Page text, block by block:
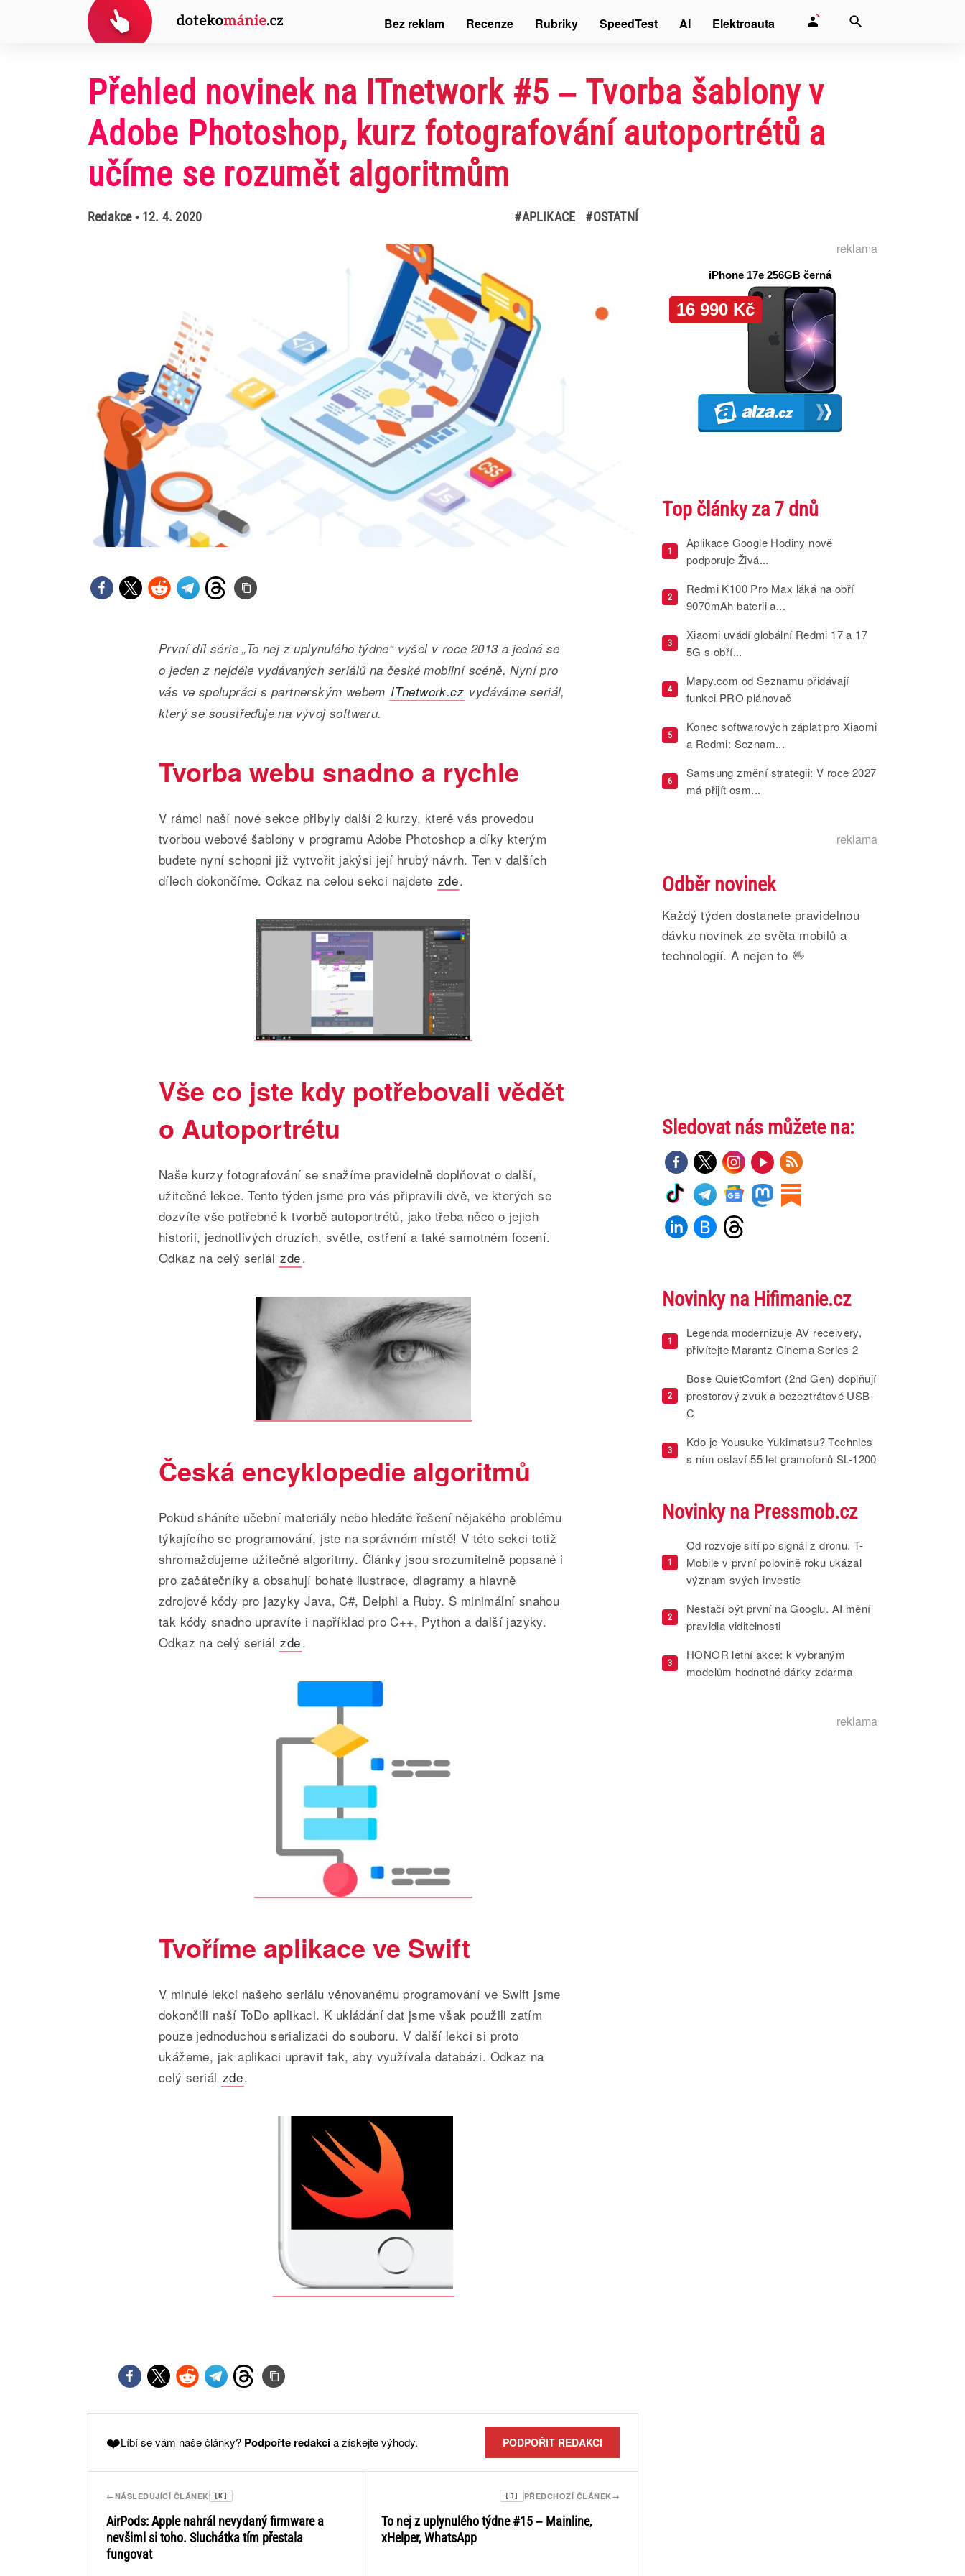
Přehled novinek na ITnetwork #5 – Tvorba šablony v
Adobe Photoshop, kurz fotografování autoportrétů a
učíme se rozumět algoritmům
Redakce• 12. 4. 2020 #APLIKACE #OSTATNÍ
První díl série „To nej z uplynulého týdne“ vyšel v roce 2013 a jedná se
o jeden z nejdéle vydávaných seriálů na české mobilní scéně. Nyní pro
vás ve spolupráci s partnerským webem ITnetwork.cz vydáváme seriál,
který se soustřeďuje na vývoj softwaru.
Tvorba webu snadno a rychle
V rámci naší nové sekce přibyly další 2 kurzy, které vás provedou
tvorbou webové šablony v programu Adobe Photoshop a díky kterým
budete nyní schopni již vytvořit jakýsi její hrubý návrh. Ten v dalších
dílech dokončíme. Odkaz na celou sekci najdete zde.
Vše co jste kdy potřebovali vědět
o Autoportrétu
Naše kurzy fotografování se snažíme pravidelně doplňovat o další,
užitečné lekce. Tento týden jsme pro vás připravili dvě, ve kterých se
dozvíte vše potřebné k tvorbě autoportrétů, jako třeba něco o jejich
historii, jednotlivých druzích, světle, ostření a také samotném focení.
Odkaz na celý seriál zde.
Česká encyklopedie algoritmů
Pokud sháníte učební materiály nebo hledáte řešení nějakého problému
týkajícího se programování, jste na správném místě! V této sekci totiž
shromažďujeme užitečné algoritmy. Články jsou srozumitelně popsané i
pro začátečníky a obsahují bohaté ilustrace, diagramy a hlavně
zdrojové kódy pro jazyky Java, C#, Delphi a Ruby. S minimální snahou
tak kódy snadno upravíte i například pro C++, Python a další jazyky.
Odkaz na celý seriál zde.
Tvoříme aplikace ve Swift
V minulé lekci našeho seriálu věnovanému programování ve Swift jsme
dokončili naší ToDo aplikaci. K ukládání dat jsme však použili zatím
pouze jednoduchou serializaci do souboru. V další lekci si proto
ukážeme, jak aplikaci upravit tak, aby využívala databázi. Odkaz na
celý seriál zde.
❤️Líbí se vám naše články? Podpořte redakcia získejte výhody. PODPOŘIT REDAKCI
←NÁSLEDUJÍCÍ ČLÁNEK [K]
AirPods: Apple nahrál nevydaný firmware a
nevšiml si toho. Sluchátka tím přestala
fungovat
→
PŘEDCHOZÍ ČLÁNEK
[J]
To nej z uplynulého týdne #15 – Mainline,
xHelper, WhatsApp
reklama
Top články za 7 dnů
1
Aplikace Google Hodiny nově
podporuje Živá...
2
Redmi K100 Pro Max láká na obří
9070mAh baterii a...
3
Xiaomi uvádí globální Redmi 17 a 17
5G s obří...
4
Mapy.com od Seznamu přidávají
funkci PRO plánovač
5
Konec softwarových záplat pro Xiaomi
a Redmi: Seznam...
6
Samsung změní strategii: V roce 2027
má přijít osm...
reklama
Odběr novinek
Každý týden dostanete pravidelnou
dávku novinek ze světa mobilů a
technologií. A nejen to 🖖
Sledovat nás můžete na:
Novinky na Hifimanie.cz
1
Legenda modernizuje AV receivery,
přivítejte Marantz Cinema Series 2
2
Bose QuietComfort (2nd Gen) doplňují
prostorový zvuk a bezeztrátové USB-
C
3
Kdo je Yousuke Yukimatsu? Technics
s ním oslaví 55 let gramofonů SL-1200
Novinky na Pressmob.cz
1
Od rozvoje sítí po signál z dronu. T-
Mobile v první polovině roku ukázal
význam svých investic
2
Nestačí být první na Googlu. AI mění
pravidla viditelnosti
3
HONOR letní akce: k vybraným
modelům hodnotné dárky zdarma
reklama
Bez reklam Recenze Rubriky SpeedTest AI Elektroauta